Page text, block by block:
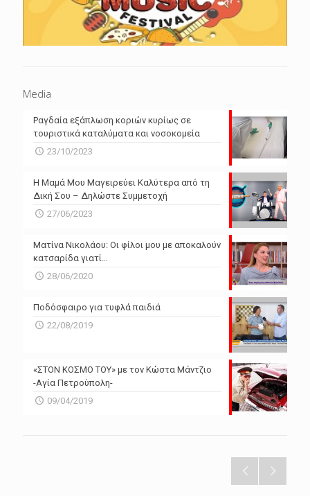
Media
Ραγδαία εξάπλωση κοριών κυρίως σε
τουριστικά καταλύματα και νοσοκομεία
23/10/2023
Η Μαμά Μου Μαγειρεύει Καλύτερα από τη
Δική Σου – Δηλώστε Συμμετοχή
27/06/2023
Ματίνα Νικολάου: Οι φίλοι μου με αποκαλούν
κατσαρίδα γιατί…
28/06/2020
Ποδόσφαιρο για τυφλά παιδιά
22/08/2019
«ΣΤΟΝ ΚΟΣΜΟ ΤΟΥ» με τον Κώστα Μάντζιο
-Αγία Πετρούπολη-
09/04/2019